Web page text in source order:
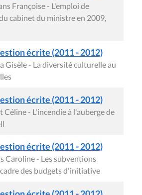
Françoise - L'emploi de
cabinet du ministre en 2009,
écrite (2011 - 2012)
Gisèle - La diversité culturelle au
écrite (2011 - 2012)
Céline - L'incendie à l'auberge de
écrite (2011 - 2012)
Caroline - Les subventions
des budgets d'initiative